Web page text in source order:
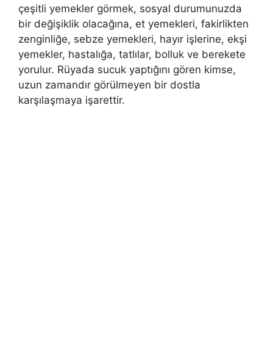
çeşitli yemekler görmek, sosyal durumunuzda
bir değişiklik olacağına, et yemekleri, fakirlikten
zenginliğe, sebze yemekleri, hayır işlerine, ekşi
yemekler, hastalığa, tatlılar, bolluk ve berekete
yorulur. Rüyada sucuk yaptığını gören kimse,
uzun zamandır görülmeyen bir dostla
karşılaşmaya işarettir.